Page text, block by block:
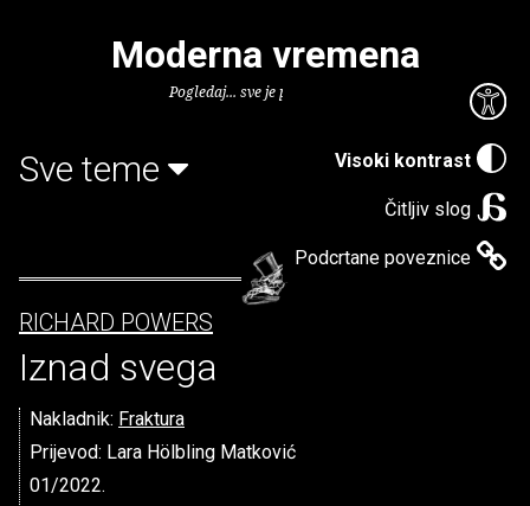
Visoki kontrast
Čitljiv slog
Podcrtane poveznice
Moderna vremena
Pogledaj... sve je puno knjiga.
Sve teme
RICHARD POWERS
Iznad svega
Nakladnik: Fraktura
Prijevod: Lara Hölbling Matković
01/2022.